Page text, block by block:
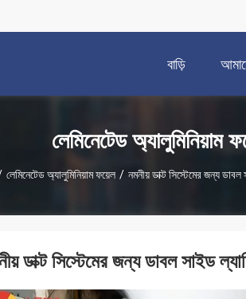
বাড়ি
লেমিনেটেড অ্যালুমিনিয়াম
লেমিনেটেড অ্যালুমিনিয়াম ফয়েল / নমনীয় ডাক্ট সিস্টেমের জন্য
ডাক্ট সিস্টেমের জন্য ডাবল সাইড